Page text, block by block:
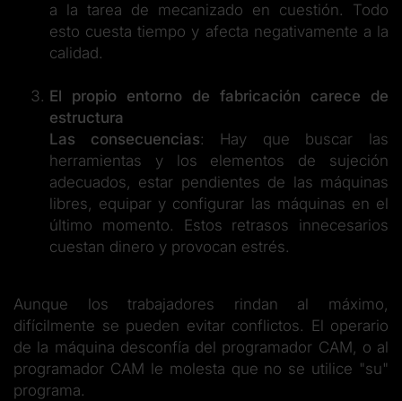
a la tarea de mecanizado en cuestión. Todo
esto cuesta tiempo y afecta negativamente a la
calidad.
El propio entorno de fabricación carece de
estructura
Las consecuencias: Hay que buscar las
herramientas y los elementos de sujeción
adecuados, estar pendientes de las máquinas
libres, equipar y configurar las máquinas en el
último momento. Estos retrasos innecesarios
cuestan dinero y provocan estrés.
Aunque los trabajadores rindan al máximo,
difícilmente se pueden evitar conflictos. El operario
de la máquina desconfía del programador CAM, o al
programador CAM le molesta que no se utilice "su"
programa.